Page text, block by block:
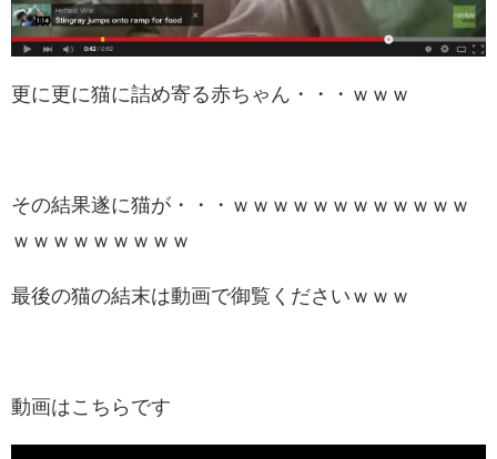
更に更に猫に詰め寄る赤ちゃん・・・ｗｗｗ
その結果遂に猫が・・・ｗｗｗｗｗｗｗｗｗｗｗｗ
ｗｗｗｗｗｗｗｗｗ
最後の猫の結末は動画で御覧くださいｗｗｗ
動画はこちらです